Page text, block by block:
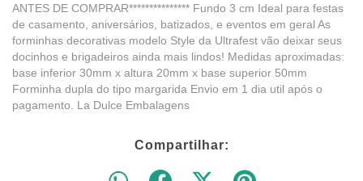
ANTES DE COMPRAR*************** Fundo 3 cm Ideal para festas
de casamento, aniversários, batizados, e eventos em geral As
forminhas decorativas modelo Style da Ultrafest vão deixar seus
docinhos e brigadeiros ainda mais lindos! Medidas aproximadas:
base inferior 30mm x altura 20mm x base superior 50mm
Forminha dupla do tipo margarida Envio em 1 dia util após o
pagamento. La Dulce Embalagens
Compartilhar: